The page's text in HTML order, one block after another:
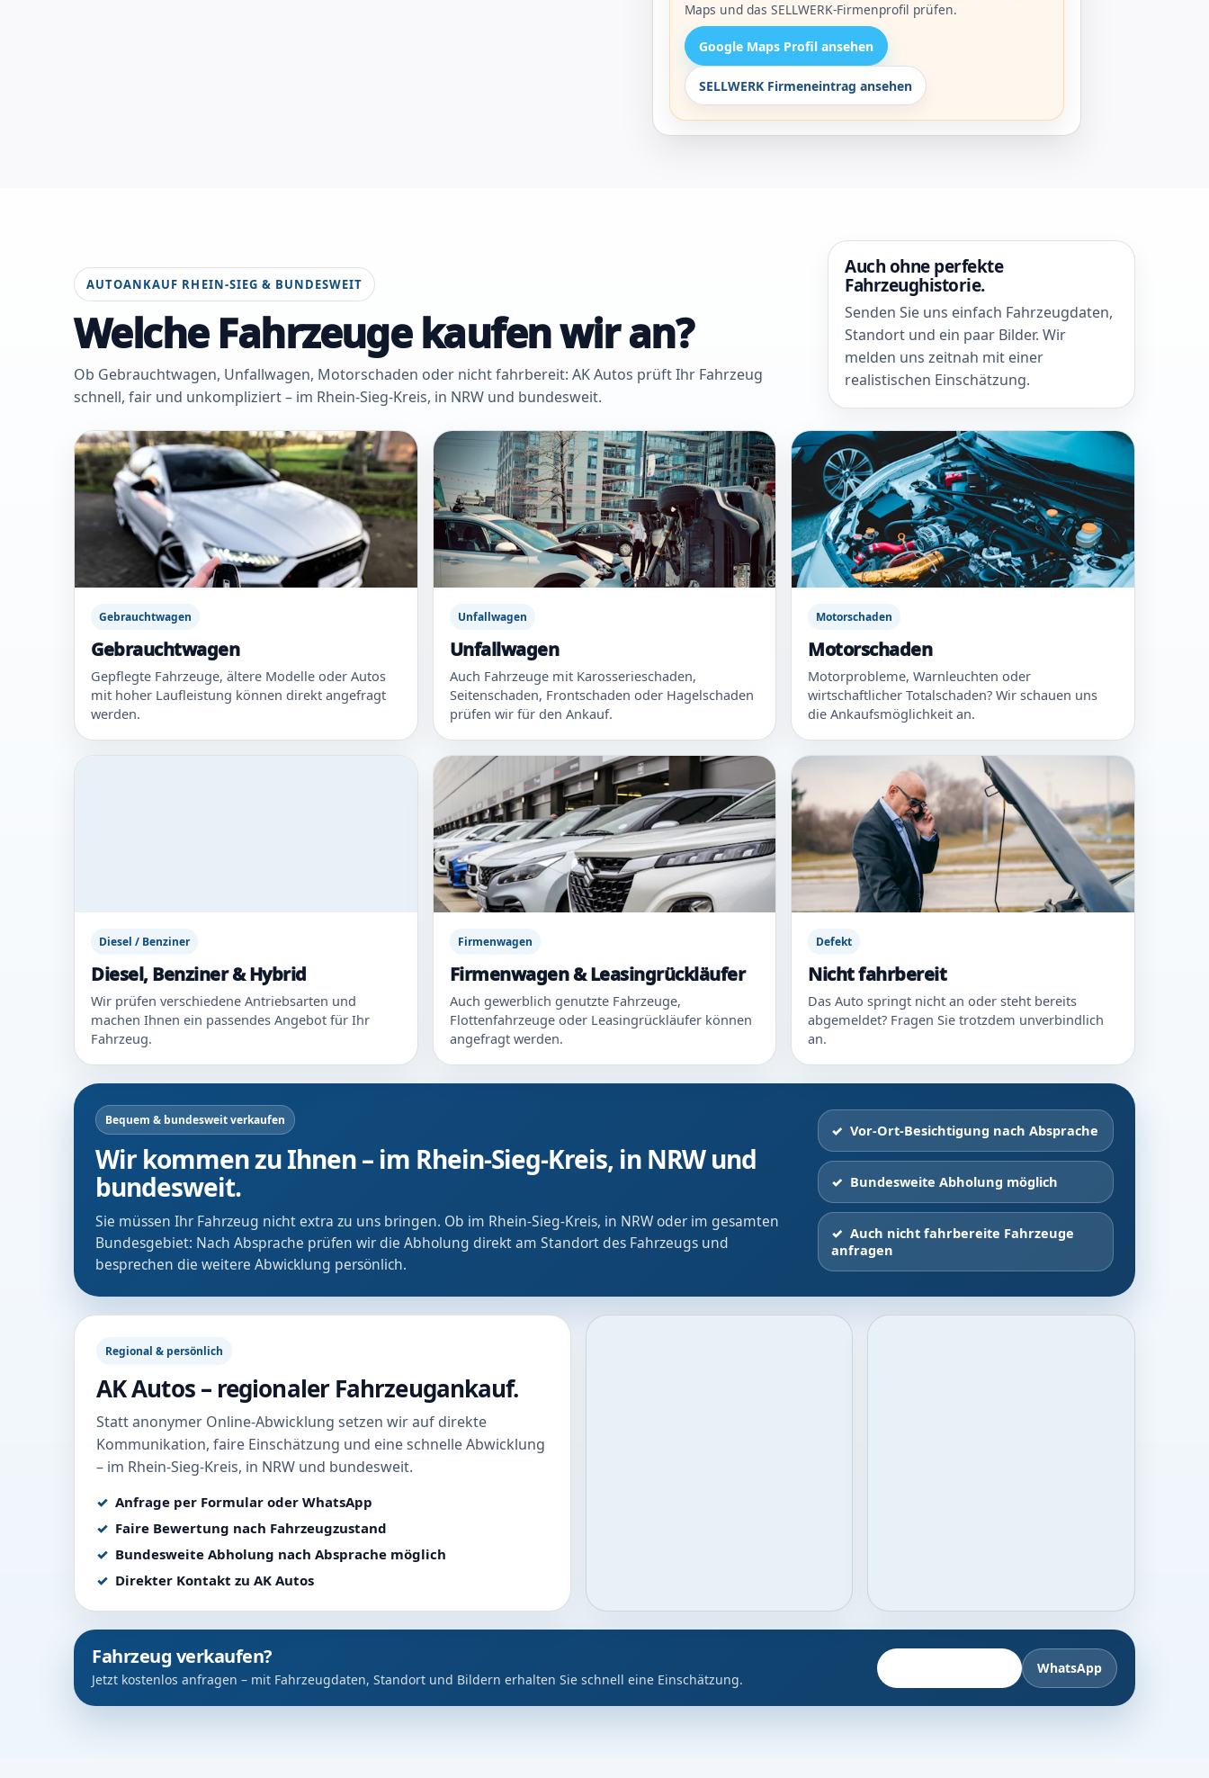
Maps und das SELLWERK-Firmenprofil prüfen.
Google Maps Profil ansehen
SELLWERK Firmeneintrag ansehen
AUTOANKAUF RHEIN-SIEG & BUNDESWEIT
Welche Fahrzeuge kaufen wir an?
Ob Gebrauchtwagen, Unfallwagen, Motorschaden oder nicht fahrbereit: AK Autos prüft Ihr Fahrzeug
schnell, fair und unkompliziert – im Rhein-Sieg-Kreis, in NRW und bundesweit.
Auch ohne perfekte
Fahrzeughistorie.
Senden Sie uns einfach Fahrzeugdaten,
Standort und ein paar Bilder. Wir
melden uns zeitnah mit einer
realistischen Einschätzung.
Gebrauchtwagen
Gebrauchtwagen
Gepflegte Fahrzeuge, ältere Modelle oder Autos
mit hoher Laufleistung können direkt angefragt
werden.
Unfallwagen
Unfallwagen
Auch Fahrzeuge mit Karosserieschaden,
Seitenschaden, Frontschaden oder Hagelschaden
prüfen wir für den Ankauf.
Motorschaden
Motorschaden
Motorprobleme, Warnleuchten oder
wirtschaftlicher Totalschaden? Wir schauen uns
die Ankaufsmöglichkeit an.
Diesel / Benziner
Diesel, Benziner & Hybrid
Wir prüfen verschiedene Antriebsarten und
machen Ihnen ein passendes Angebot für Ihr
Fahrzeug.
Firmenwagen
Firmenwagen & Leasingrückläufer
Auch gewerblich genutzte Fahrzeuge,
Flottenfahrzeuge oder Leasingrückläufer können
angefragt werden.
Defekt
Nicht fahrbereit
Das Auto springt nicht an oder steht bereits
abgemeldet? Fragen Sie trotzdem unverbindlich
an.
Bequem & bundesweit verkaufen
Wir kommen zu Ihnen – im Rhein-Sieg-Kreis, in NRW und
bundesweit.
Sie müssen Ihr Fahrzeug nicht extra zu uns bringen. Ob im Rhein-Sieg-Kreis, in NRW oder im gesamten
Bundesgebiet: Nach Absprache prüfen wir die Abholung direkt am Standort des Fahrzeugs und
besprechen die weitere Abwicklung persönlich.
Vor-Ort-Besichtigung nach Absprache
Bundesweite Abholung möglich
Auch nicht fahrbereite Fahrzeuge
anfragen
Regional & persönlich
AK Autos – regionaler Fahrzeugankauf.
Statt anonymer Online-Abwicklung setzen wir auf direkte
Kommunikation, faire Einschätzung und eine schnelle Abwicklung
– im Rhein-Sieg-Kreis, in NRW und bundesweit.
Anfrage per Formular oder WhatsApp
Faire Bewertung nach Fahrzeugzustand
Bundesweite Abholung nach Absprache möglich
Direkter Kontakt zu AK Autos
Fahrzeug verkaufen?
Jetzt kostenlos anfragen – mit Fahrzeugdaten, Standort und Bildern erhalten Sie schnell eine Einschätzung.
WhatsApp